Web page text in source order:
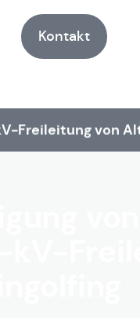
Kontakt
Freileitung von